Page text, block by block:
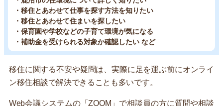
・移住とあわせて仕事を探す方法を知りたい
・移住とあわせて住まいを探したい
・保育園や学校などの子育て環境が気になる
・補助金を受けられる対象か確認したい など
移住に関する不安や疑問は、実際に足を運ぶ前にオンライ
ン移住相談で解決できることも多いです。
Web会議システムの「ZOOM」で相談員の方に質問や相談